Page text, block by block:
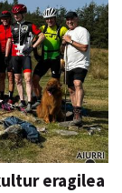
eragilea